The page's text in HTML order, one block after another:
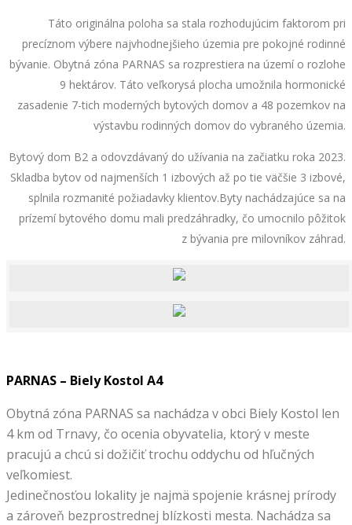
Táto originálna poloha sa stala rozhodujúcim faktorom pri
precíznom výbere najvhodnejšieho územia pre pokojné rodinné
bývanie. Obytná zóna PARNAS sa rozprestiera na území o rozlohe
9 hektárov. Táto veľkorysá plocha umožnila hormonické
zasadenie 7-tich moderných bytových domov a 48 pozemkov na
výstavbu rodinných domov do vybraného územia.
Bytový dom B2 a odovzdávaný do užívania na začiatku roka 2023.
Skladba bytov od najmenších 1 izbových až po tie väčšie 3 izbové,
splnila rozmanité požiadavky klientov.Byty nachádzajúce sa na
prízemí bytového domu mali predzáhradky, čo umocnilo pôžitok
z bývania pre milovníkov záhrad.
PARNAS – Biely Kostol A4
Obytná zóna PARNAS sa nachádza v obci Biely Kostol len
4 km od Trnavy, čo ocenia obyvatelia, ktorý v meste
pracujú a chcú si dožičiť trochu oddychu od hľučných
veľkomiest.
Jedinečnosťou lokality je najmä spojenie krásnej prírody
a zároveň bezprostrednej blízkosti mesta. Nachádza sa